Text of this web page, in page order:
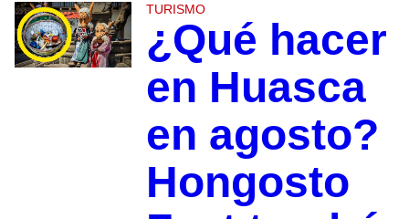
TURISMO
¿Qué hacer
en Huasca
en agosto?
Hongosto